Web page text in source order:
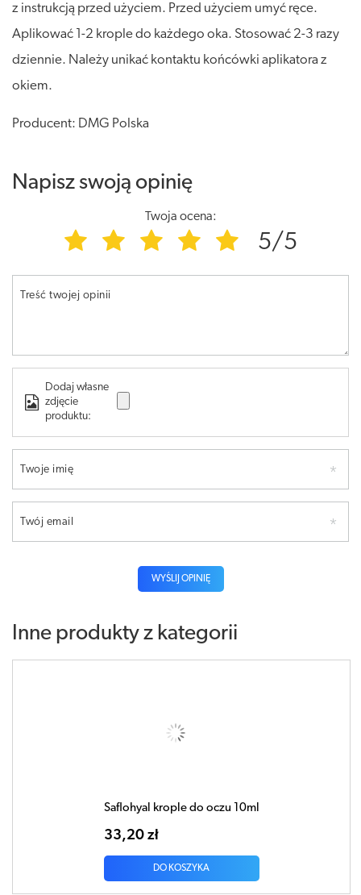
z instrukcją przed użyciem. Przed użyciem umyć ręce.
Aplikować 1-2 krople do każdego oka. Stosować 2-3 razy
dziennie. Należy unikać kontaktu końcówki aplikatora z
okiem.
Producent: DMG Polska
Napisz swoją opinię
Twoja ocena:
5/5
Treść twojej opinii
Dodaj własne
zdjęcie
produktu:
Twoje imię
Twój email
WYŚLIJ OPINIĘ
Inne produkty z kategorii
Saflohyal krople do oczu 10ml
33,20 zł
DO KOSZYKA